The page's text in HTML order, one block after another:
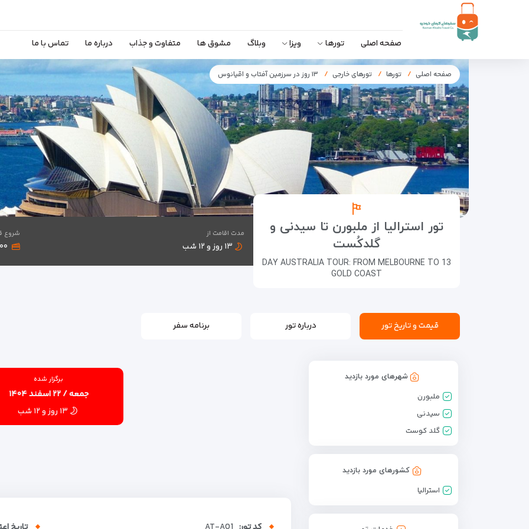
صفحه اصلی تورها ویزا وبلاگ مشوق ها متفاوت و جذاب درباره ما تماس با ما
صفحه اصلی تورها تورهای خارجی ۱۳ روز در سرزمین آفتاب و اقیانوس
تور استرالیا از ملبورن تا سیدنی و
گلدکُست
13 DAY AUSTRALIA TOUR: FROM MELBOURNE TO
GOLD COAST
مدت اقامت از
۱۳ روز و ۱۲ شب
شروع
قیمت و تاریخ تور درباره تور برنامه سفر
شهرهای مورد بازدید
ملبورن
سیدنی
گلد کوست
کشورهای مورد بازدید
استرالیا
برگزار شده
جمعه / ۲۲ اسفند ۱۴۰۴
۱۳ روز و ۱۲ شب